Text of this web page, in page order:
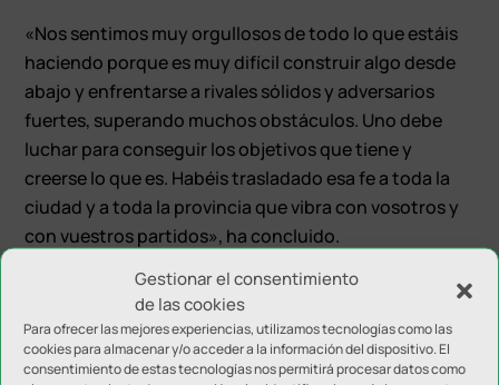
Gestionar el consentimiento
de las cookies
Para ofrecer las mejores experiencias, utilizamos tecnologías como las
cookies para almacenar y/o acceder a la información del dispositivo. El
consentimiento de estas tecnologías nos permitirá procesar datos como
«Nos sentimos muy orgullosos de todo lo que estáis
haciendo porque es muy difícil construir algo desde
abajo y enfrentarse a rivales sólidos y adversarios
fuertes, superando muchos obstáculos. Uno debe
luchar para conseguir los objetivos que tiene y
creerse lo que es. Habéis trasladado esa fe a toda la
ciudad y a toda la provincia que vibra con vosotros y
con vuestros partidos», ha concluido.